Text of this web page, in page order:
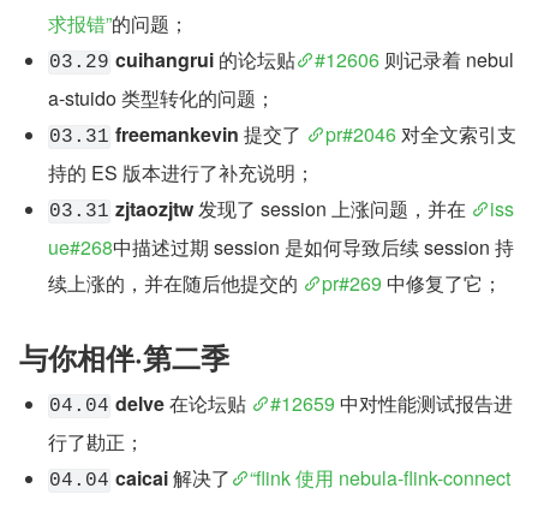
求报错”的问题；
03.29 cuihangrui 的论坛贴 #12606 则记录着 nebul
a-stuido 类型转化的问题；
03.31 freemankevin 提交了 pr#2046 对全文索引支
持的 ES 版本进行了补充说明；
03.31 zjtaozjtw 发现了 session 上涨问题，并在
iss
ue#268中描述过期 session 是如何导致后续 session 持
续上涨的，并在随后他提交的
pr#269 中修复了它；
与你相伴·第二季
04.04 delve 在论坛贴 #12659 中对性能测试报告进
行了勘正；
04.04 caicai 解决了
“flink 使用 nebula-flink-connect